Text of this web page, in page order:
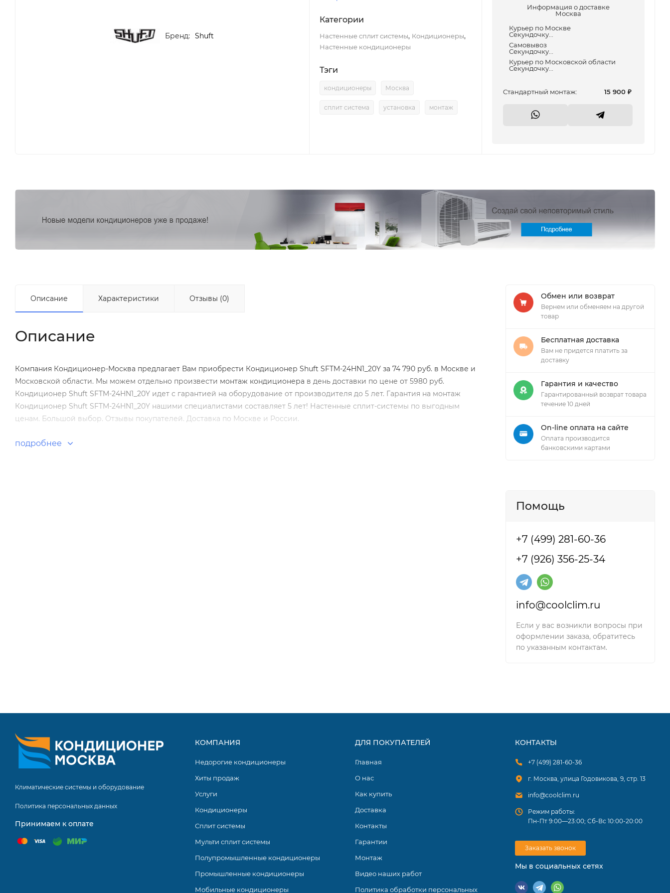
Бренд: Shuft
Категории
Настенные сплит системы, Кондиционеры,
Настенные кондиционеры
Тэги
кондиционеры Москва
сплит система установка монтаж
Информация о доставке
Москва
Курьер по Москве
Секундочку...
Самовывоз
Секундочку...
Курьер по Московской области
Секундочку...
Cтандартный монтаж: 15 900 ₽
Описание Характеристики Отзывы (0)
Описание
Компания Кондиционер-Москва предлагает Вам приобрести Кондиционер Shuft SFTM-24HN1_20Y за 74 790 руб. в Москве и
Московской области. Мы можем отдельно произвести монтаж кондиционера в день доставки по цене от 5980 руб.
Кондиционер Shuft SFTM-24HN1_20Y идет с гарантией на оборудование от производителя до 5 лет. Гарантия на монтаж
Кондиционер Shuft SFTM-24HN1_20Y нашими специалистами составляет 5 лет! Настенные сплит-системы по выгодным
ценам. Большой выбор. Отзывы покупателей. Доставка по Москве и России.
подробнее
Обмен или возврат
Вернем или обменяем на другой
товар
Бесплатная доставка
Вам не придется платить за
доставку
Гарантия и качество
Гарантированный возврат товара
течение 10 дней
On-line оплата на сайте
Оплата производится
банковскими картами
Помощь
+7 (499) 281-60-36
+7 (926) 356-25-34
info@coolclim.ru
Если у вас возникли вопросы при
оформлении заказа, обратитесь
по указанным контактам.
Климатические системы и оборудование
Политика персональных данных
Принимаем к оплате
КОМПАНИЯ
Недорогие кондиционеры
Хиты продаж
Услуги
Кондиционеры
Сплит системы
Мульти сплит системы
Полупромышленные кондиционеры
Промышленные кондиционеры
Мобильные кондиционеры
ДЛЯ ПОКУПАТЕЛЕЙ
Главная
О нас
Как купить
Доставка
Контакты
Гарантии
Монтаж
Видео наших работ
Политика обработки персональных
КОНТАКТЫ
+7 (499) 281-60-36
г. Москва, улица Годовикова, 9, стр. 13
info@coolclim.ru
Режим работы:
Пн-Пт 9:00—23:00; Сб-Вс 10:00-20:00
Заказать звонок
Мы в социальных сетях